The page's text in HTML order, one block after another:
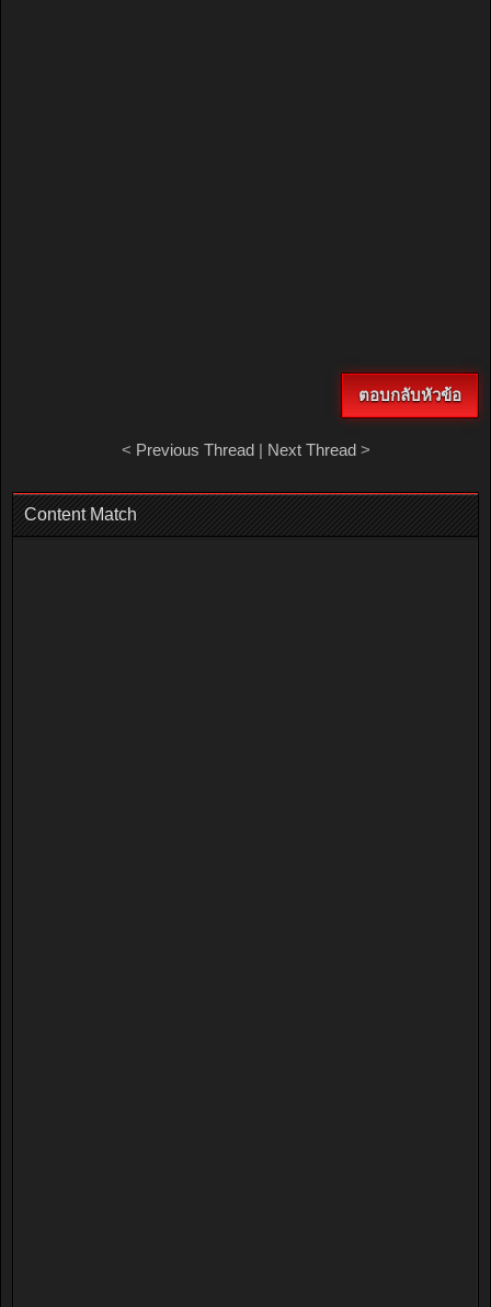
ตอบกลับหัวข้อ
< Previous Thread| Next Thread>
Content Match